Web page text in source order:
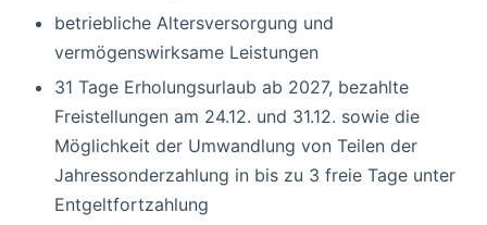
betriebliche Altersversorgung und
vermögenswirksame Leistungen
31 Tage Erholungsurlaub ab 2027, bezahlte
Freistellungen am 24.12. und 31.12. sowie die
Möglichkeit der Umwandlung von Teilen der
Jahressonderzahlung in bis zu 3 freie Tage unter
Entgeltfortzahlung